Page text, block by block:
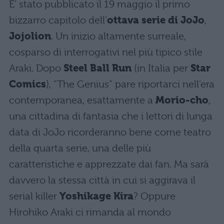
E’ stato pubblicato il 19 maggio il primo
bizzarro capitolo dell’ottava serie di JoJo,
Jojolion. Un inizio altamente surreale,
cosparso di interrogativi nel più tipico stile
Araki. Dopo Steel Ball Run (in Italia per Star
Comics), “The Genius” pare riportarci nell’era
contemporanea, esattamente a Morio-cho,
una cittadina di fantasia che i lettori di lunga
data di JoJo ricorderanno bene come teatro
della quarta serie, una delle più
caratteristiche e apprezzate dai fan. Ma sarà
davvero la stessa città in cui si aggirava il
serial killer Yoshikage Kira? Oppure
Hirohiko Araki ci rimanda al mondo